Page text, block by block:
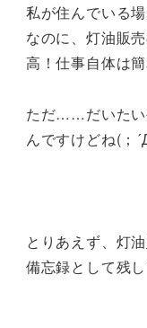
私が住んでいる
なのに、灯油販
高！仕事自体は簡
ただ……だいたい
んですけどね(；
とりあえず、灯
備忘録として残し